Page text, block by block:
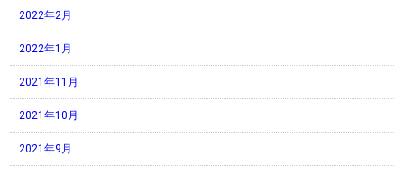
2022年2月
2022年1月
2021年11月
2021年10月
2021年9月